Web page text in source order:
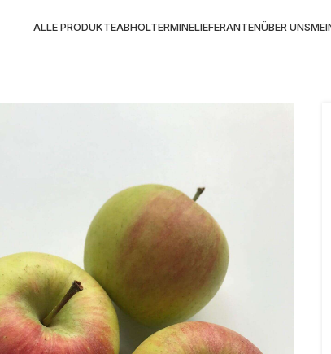
ALLE PRODUKTEABHOLTERMINELIEFERANTENÜBER UNS